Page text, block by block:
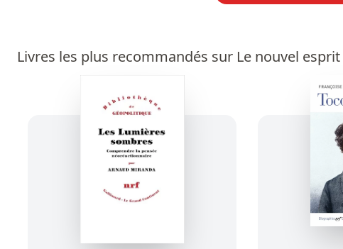
Livres les plus recommandés sur Le nouvel